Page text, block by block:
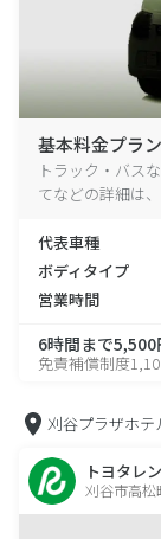
基本料金プラン
トラック・バス
てなどの詳細は
代表車種
ボディタイプ
営業時間
6時間まで5,500
免責補償制度
刈谷プラザホテ
トヨタレ
刈谷市高松